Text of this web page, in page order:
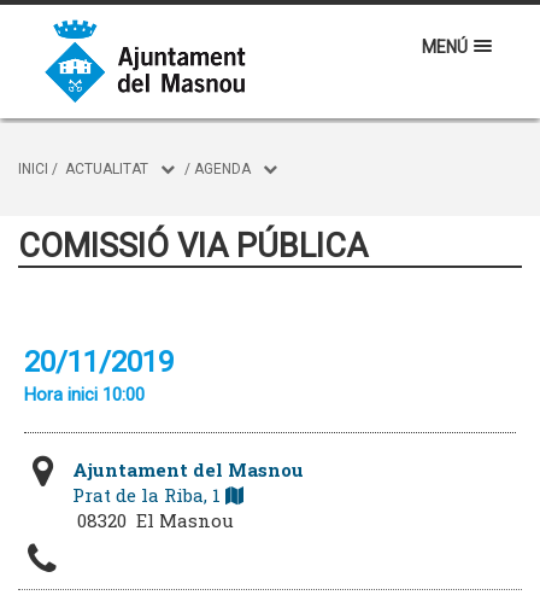
MENÚ
INICI / ACTUALITAT / AGENDA
COMISSIÓ VIA PÚBLICA
20/11/2019
Hora inici 10:00
Ajuntament del Masnou
Prat de la Riba, 1
08320 El Masnou